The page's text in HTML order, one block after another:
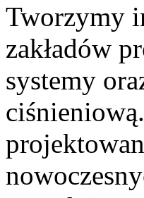
Tworzymy
zakładów
systemy